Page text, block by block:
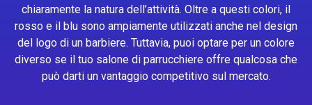
chiaramente la natura dell’attività. Oltre a questi colori, il
rosso e il blu sono ampiamente utilizzati anche nel design
del logo di un barbiere. Tuttavia, puoi optare per un colore
diverso se il tuo salone di parrucchiere offre qualcosa che
può darti un vantaggio competitivo sul mercato.